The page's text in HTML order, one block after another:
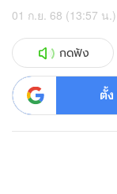
01 ก.ย. 68 (13:57 น.)
กดฟัง
ตั้ง